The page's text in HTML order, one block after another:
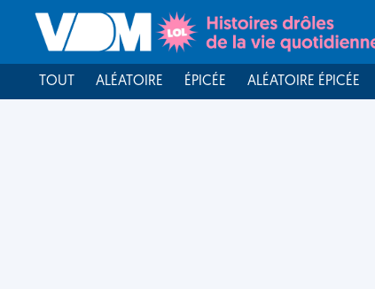
TOUT ALÉATOIRE ÉPICÉE ALÉATOIRE ÉPICÉE